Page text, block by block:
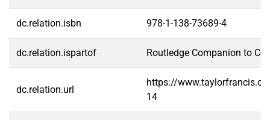
dc.relation.isbn 978-1-138-73689-4
dc.relation.ispartof Routledge Companion to
dc.relation.url
https://
14